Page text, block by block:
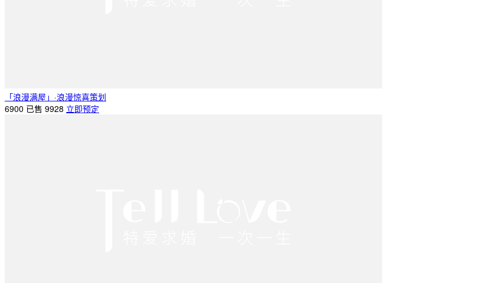
「浪漫满屋」·浪漫惊喜策划
6900 已售 9928 立即预定